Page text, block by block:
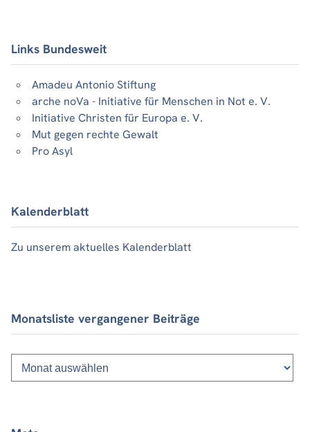
Links Bundesweit
Amadeu Antonio Stiftung
arche noVa - Initiative für Menschen in Not e. V.
Initiative Christen für Europa e. V.
Mut gegen rechte Gewalt
Pro Asyl
Kalenderblatt
Zu unserem aktuelles Kalenderblatt
Monatsliste vergangener Beiträge
Monatsliste
vergangener
Beiträge